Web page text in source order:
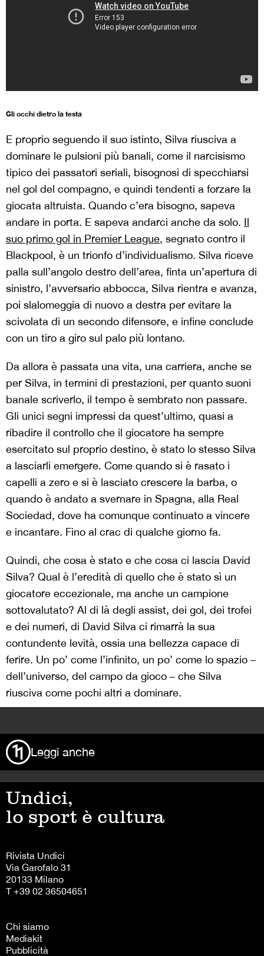
Gli occhi dietro la testa
E proprio seguendo il suo istinto, Silva riusciva a
dominare le pulsioni più banali, come il narcisismo
tipico dei passatori seriali, bisognosi di specchiarsi
nel gol del compagno, e quindi tendenti a forzare la
giocata altruista. Quando c’era bisogno, sapeva
andare in porta. E sapeva andarci anche da solo. Il
suo primo gol in Premier League, segnato contro il
Blackpool, è un trionfo d’individualismo. Silva riceve
palla sull’angolo destro dell’area, finta un’apertura di
sinistro, l’avversario abbocca, Silva rientra e avanza,
poi slalomeggia di nuovo a destra per evitare la
scivolata di un secondo difensore, e infine conclude
con un tiro a giro sul palo più lontano.
Da allora è passata una vita, una carriera, anche se
per Silva, in termini di prestazioni, per quanto suoni
banale scriverlo, il tempo è sembrato non passare.
Gli unici segni impressi da quest’ultimo, quasi a
ribadire il controllo che il giocatore ha sempre
esercitato sul proprio destino, è stato lo stesso Silva
a lasciarli emergere. Come quando si è rasato i
capelli a zero e si è lasciato crescere la barba, o
quando è andato a svernare in Spagna, alla Real
Sociedad, dove ha comunque continuato a vincere
e incantare. Fino al crac di qualche giorno fa.
Quindi, che cosa è stato e che cosa ci lascia David
Silva? Qual è l’eredità di quello che è stato sì un
giocatore eccezionale, ma anche un campione
sottovalutato? Al di là degli assist, dei gol, dei trofei
e dei numeri, di David Silva ci rimarrà la sua
contundente levità, ossia una bellezza capace di
ferire. Un po’ come l’infinito, un po’ come lo spazio –
dell’universo, del campo da gioco – che Silva
riusciva come pochi altri a dominare.
Leggi anche
Undici,
lo sport è cultura
Rivista Undici
Via Garofalo 31
20133 Milano
T +39 02 36504651
Chi siamo
Mediakit
Pubblicità